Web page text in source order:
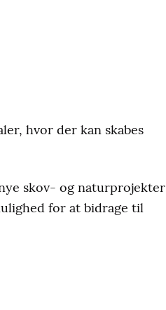
hvor der kan skabes
skov- og naturprojekter
for at bidrage til